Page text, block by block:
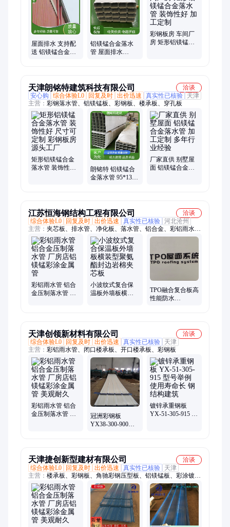
屋面排水 支持配
送 铝镁锰合金落
铝镁锰合金落水
管 屋面排水
彩钢板房 车间厂
房 矩形铝镁锰合
天津朗铭特建筑科技有限公司
洽谈
安心购
综合体验L0 回复及时 出价迅速 真实性已核验
天津
主营： 彩钢落水管、铝镁锰板、彩钢板、楼承板、穿孔板
矩形铝镁锰合金
落水管 装饰性好
朗铭特 铝镁锰合
金落水管 95*133
厂家直供 别墅屋
面 铝镁锰合金落
江苏恒海钢结构工程有限公司
洽谈
综合体验L0
回复及时 出价迅速 真实性已核验 河北沧州
主营： 夹芯板、排水管、净化板、落水管、铝合金、彩铝雨水
管、彩铝型材下水管、保温板、修缮板材、轻钢彩板、金属幕墙
板、车间无尘室、保温复合板、墙面瓦楞板、彩钢雨水管、岩棉
夹心板、彩钢屋面板、瓦楞岩棉板、冷库用冷库板、聚氨酯冷库
板、彩钢岩棉复合板、瓦楞岩棉屋顶板、建筑外墙幕墙板、保温
装饰一体板、瓦楞岩棉复合板
彩铝雨水管 铝合
金压制落水管 厂
小波纹式复合保
温板外墙板横装
TPO融合复合板高
性能防水
天津创领新材料有限公司
洽谈
综合体验L0
回复及时 出价迅速 真实性已核验
天津
主营： 彩铝雨水管、闭口楼承板、开口楼承板、彩钢板
彩铝雨水管 铝合
金压制落水管 厂
冠洲彩钢板
YX38-300-900型
镀锌承重钢板
YX-51-305-915 型
天津捷创新型建材有限公司
洽谈
综合体验L0
回复及时 出价迅速 真实性已核验
天津
主营： 楼承板、彩钢板、角驰彩钢压型板、铝镁锰板、彩涂镀铝
锌板、镀锌铝镁钢板、彩涂铝镁锰板、组合楼承板、珍珠岩吸音
板、不锈钢板、彩钢雨水管、彩钢围挡板、净化板、钢承板、建
筑压型钢板